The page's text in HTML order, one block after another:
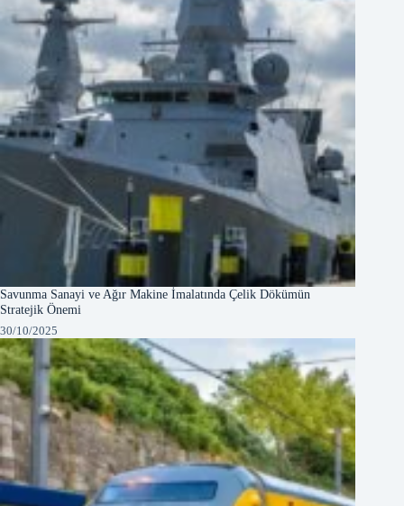
Savunma Sanayi ve Ağır Makine İmalatında Çelik Dökümün
Stratejik Önemi
30/10/2025